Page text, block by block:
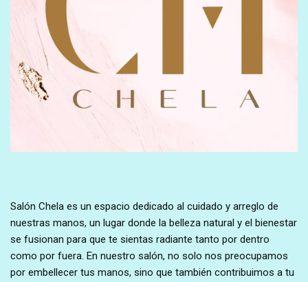
Salón Chela es un espacio dedicado al cuidado y arreglo de
nuestras manos, un lugar donde la belleza natural y el bienestar
se fusionan para que te sientas radiante tanto por dentro
como por fuera. En nuestro salón, no solo nos preocupamos
por embellecer tus manos, sino que también contribuimos a tu